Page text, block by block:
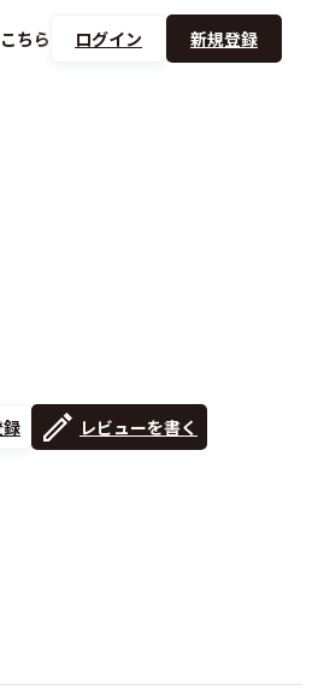
こちら ログイン 新規登録
レビューを書く